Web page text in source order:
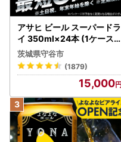
アサヒ ビール スーパードラ
イ 350ml×24本 (1ケース)
究極の辛口 ＜茨城工場＞ 缶
ビール Asahi superDRY お
酒
茨城県守谷市
(1879)
15,000